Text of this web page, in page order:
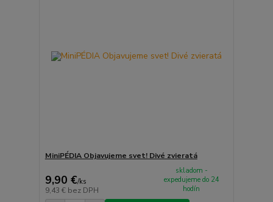
MiniPÉDIA Objavujeme svet! Divé zvieratá
9,90 €/ks
9,43 € bez DPH
skladom -
expedujeme do 24
hodín